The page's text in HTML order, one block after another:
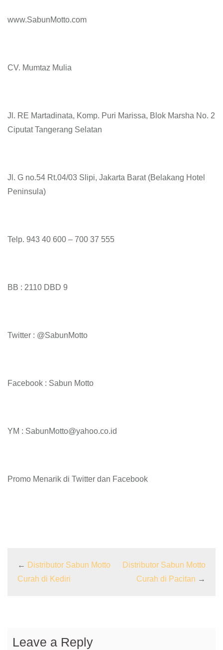
www.SabunMotto.com
CV. Mumtaz Mulia
Jl. RE Martadinata, Komp. Puri Marissa, Blok Marsha No. 2
Ciputat Tangerang Selatan
Jl. G no.54 Rt.04/03 Slipi, Jakarta Barat (Belakang Hotel
Peninsula)
Telp. 943 40 600 – 700 37 555
BB : 2110 DBD 9
Twitter : @SabunMotto
Facebook : Sabun Motto
YM : SabunMotto@yahoo.co.id
Promo Menarik di Twitter dan Facebook
← Distributor Sabun Motto
Curah di Kediri
Distributor Sabun Motto
Curah di Pacitan →
Leave a Reply